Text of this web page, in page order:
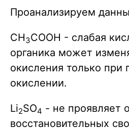
Проанализируем
CH3COOH - слабая
органика может
окисления только при
окислении.
Li2SO4 - не проявляет
восстановительных